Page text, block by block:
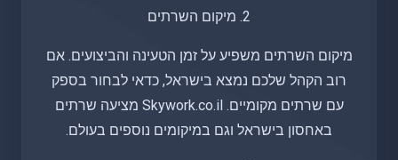
2. מיקום השרתים
מיקום השרתים משפיע על זמן הטעינה והביצועים. אם
רוב הקהל שלכם נמצא בישראל, כדאי לבחור בספק
עם שרתים מקומיים. Skywork.co.il מציעה שרתים
באחסון בישראל וגם במיקומים נוספים בעולם.